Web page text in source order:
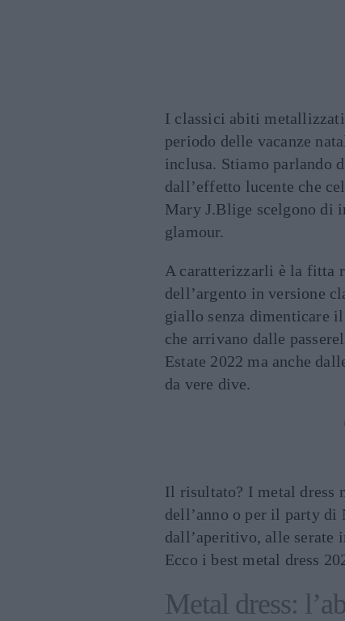
I classici abiti
periodo delle vacanze
inclusa. Stiamo parlando
dall’effetto lucente che
Mary J.Blige scelgono di
glamour.
A caratterizzarli è la fitta
dell’argento in versione
giallo senza dimenticare
che arrivano dalle
Estate 2022 ma anche
da vere dive.
Il risultato? I metal dress
dell’anno o per il party di
dall’aperitivo, alle serate
Ecco i best metal dress
Metal dress: